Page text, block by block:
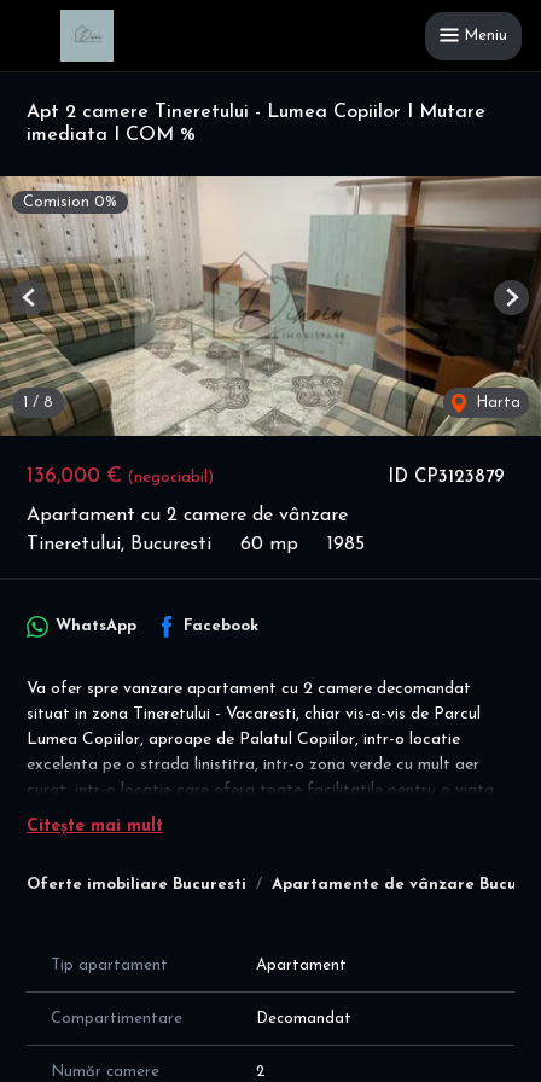
Meniu
Apt 2 camere Tineretului - Lumea Copiilor I Mutare
imediata I COM %
ID CP3123879
136,000 € (negociabil)
Apartament cu 2 camere de vânzare
Tineretului, Bucuresti
60 mp 1985
Comision 0%
1 / 8 Harta
Previous
Oferte imobiliare Bucuresti Apartamente de vânzare
WhatsApp Facebook
Va ofer spre vanzare apartament cu 2 camere decomandat
situat in zona Tineretului - Vacaresti, chiar vis-a-vis de Parcul
Lumea Copiilor, aproape de Palatul Copiilor, intr-o locatie
excelenta pe o strada linistitra, intr-o zona verde cu mult aer
curat, intr-o locatie care ofera toate facilitatile pentru o viata
moderna, comoda si activa.
poze, mobilat & utilat! Mutare imediata! COMISION agentie =
Apartamentul este decomandat confort 1, situat la etajul 4/4
utila de 80 mp, cu o compartimentare moderna si eficienta a
spatiilor, dupa cum urmeaza:
Citește mai mult
Tip apartament Apartament
Compartimentare Decomandat
Număr camere 2